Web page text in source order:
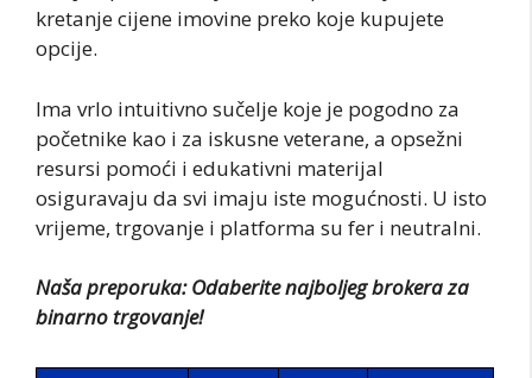
kretanje cijene imovine preko koje kupujete
opcije.
Ima vrlo intuitivno sučelje koje je pogodno za
početnike kao i za iskusne veterane, a opsežni
resursi pomoći i edukativni materijal
osiguravaju da svi imaju iste mogućnosti. U isto
vrijeme, trgovanje i platforma su fer i neutralni.
Naša preporuka: Odaberite najboljeg brokera za
binarno trgovanje!